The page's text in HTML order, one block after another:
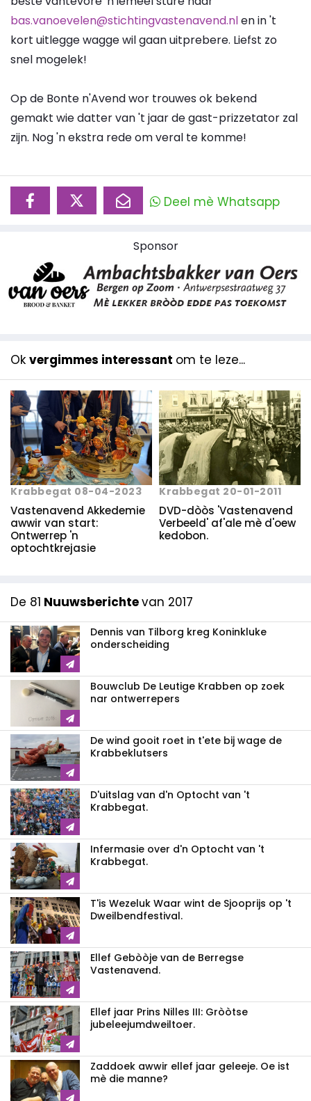
bas.vanoevelen@stichtingvastenavend.nlen in 't
kort uitlegge wagge wil gaan uitprebere. Liefst zo
snel mogelek!
Op de Bonte n'Avend wor trouwes ok bekend
gemakt wie datter van 't jaar de gast-prizzetator zal
zijn. Nog 'n ekstra rede om veral te komme!
Deel mè Whatsapp
Sponsor
Ok vergimmes interessant om te leze...
Krabbegat 08-04-2023
Vastenavend Akkedemie
awwir van start:
Ontwerrep 'n
optochtkrejasie
Krabbegat 20-01-2011
DVD-dòòs 'Vastenavend
Verbeeld' af'ale mè d'oew
kedobon.
De 81 Nuuwsberichtevan 2017
Dennis van Tilborg kreg Koninkluke
onderscheiding
Bouwclub De Leutige Krabben op zoek
nar ontwerrepers
De wind gooit roet in t'ete bij wage de
Krabbeklutsers
D'uitslag van d'n Optocht van 't
Krabbegat.
Infermasie over d'n Optocht van 't
Krabbegat.
T'is Wezeluk Waar wint de Sjooprijs op 't
Dweilbendfestival.
Ellef Gebòòje van de Berregse
Vastenavend.
Ellef jaar Prins Nilles III: Gròòtse
jubeleejumdweiltoer.
Zaddoek awwir ellef jaar geleeje. Oe ist
mè die manne?